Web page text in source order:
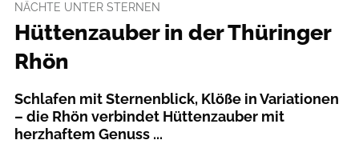
NÄCHTE UNTER STERNEN
Hüttenzauber in der Thüringer
Rhön
Schlafen mit Sternenblick, Klöße in Variationen
– die Rhön verbindet Hüttenzauber mit
herzhaftem Genuss ...